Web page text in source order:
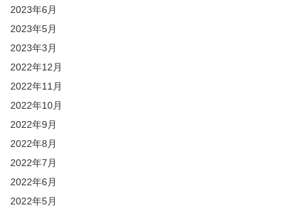
2023年6月
2023年5月
2023年3月
2022年12月
2022年11月
2022年10月
2022年9月
2022年8月
2022年7月
2022年6月
2022年5月